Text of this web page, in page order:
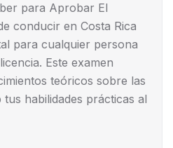
para Aprobar El
conducir en Costa Rica
para cualquier persona
Este examen
teóricos sobre las
habilidades prácticas al